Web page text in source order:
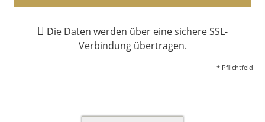
Die Daten werden über eine sichere SSL-
Verbindung übertragen.
* Pflichtfeld